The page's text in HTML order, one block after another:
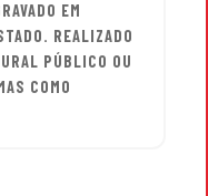
EM
REALIZADO
PÚBLICO OU
COMO